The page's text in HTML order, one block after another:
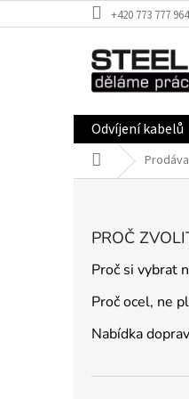
na
+420 773 777 964
Odvíjení kabelů
Domů
PROČ
Proč si vybrat
Proč ocel, ne
Nabídka